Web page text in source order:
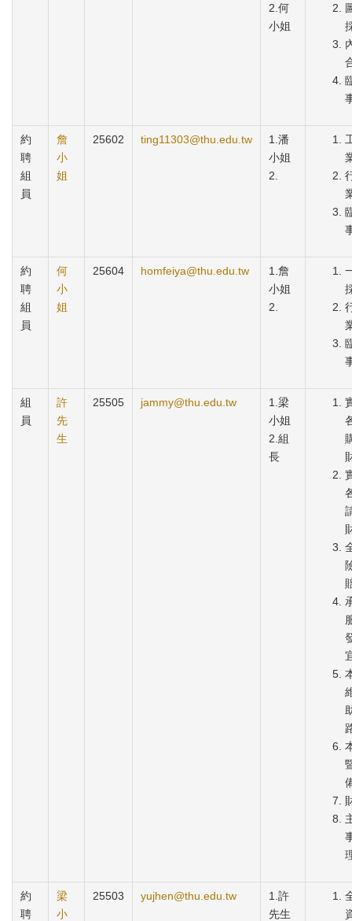
2.何
小姐
約
聘
組
員
詹
小
姐
25602 ting11303@thu.edu.tw
1.潘
小姐
2.
約
聘
組
員
何
小
姐
25604 homfeiya@thu.edu.tw
1.詹
小姐
2.
組
員
許
先
生
25505 jammy@thu.edu.tw
1. 梁
小姐
2.組
長
約
聘
梁
小
25503 yujhen@thu.edu.tw
1.許
先生